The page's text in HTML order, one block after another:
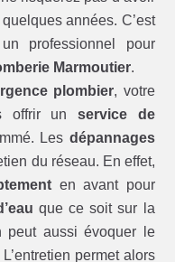
années. C’est
professionnel pour
Marmoutier.
plombier, votre
offrir un service de
Les dépannages
du réseau. En effet,
en avant pour
que ce soit sur la
peut aussi évoquer le
L’entretien permet alors